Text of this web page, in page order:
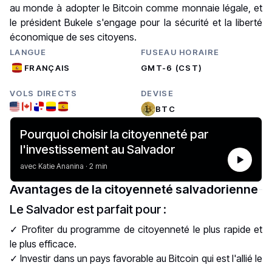
au monde à adopter le Bitcoin comme monnaie légale, et
le président Bukele s'engage pour la sécurité et la liberté
économique de ses citoyens.
LANGUE
FRANÇAIS
FUSEAU HORAIRE
GMT-6 (CST)
VOLS DIRECTS
DEVISE
BTC
Pourquoi choisir la citoyenneté par
l'investissement au Salvador
avec Katie Ananina · 2 min
Avantages de la citoyenneté salvadorienne
Le Salvador est parfait pour :
✓ Profiter du programme de citoyenneté le plus rapide et
le plus efficace.
✓ Investir dans un pays favorable au Bitcoin qui est l'allié le